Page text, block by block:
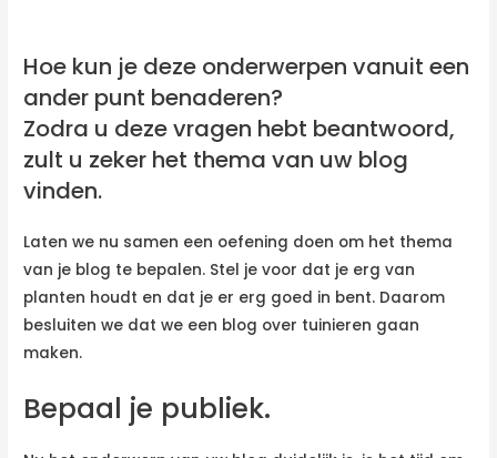
Hoe kun je deze onderwerpen vanuit een
ander punt benaderen?
Zodra u deze vragen hebt beantwoord,
zult u zeker het thema van uw blog
vinden.
Laten we nu samen een oefening doen om het thema
van je blog te bepalen. Stel je voor dat je erg van
planten houdt en dat je er erg goed in bent. Daarom
besluiten we dat we een blog over tuinieren gaan
maken.
Bepaal je publiek.